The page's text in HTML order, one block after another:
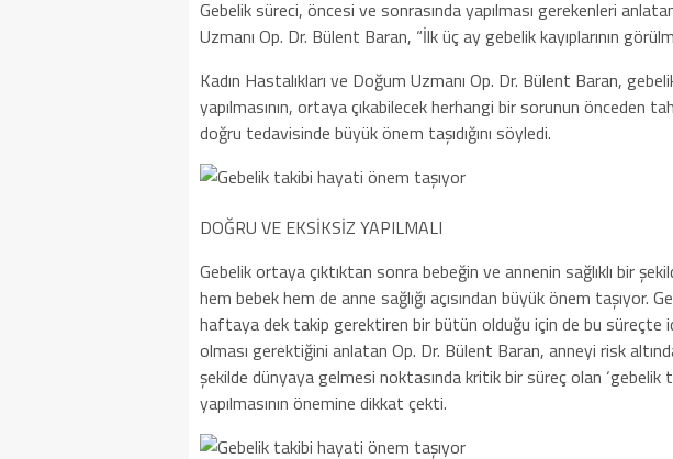
Gebelik süreci, öncesi ve sonrasında yapılması gerekenleri
Uzmanı Op. Dr. Bülent Baran, “İlk üç ay gebelik kayıplarının
Kadın Hastalıkları ve Doğum Uzmanı Op. Dr. Bülent Baran,
yapılmasının, ortaya çıkabilecek herhangi bir sorunun önceden
doğru tedavisinde büyük önem taşıdığını söyledi.
DOĞRU VE EKSİKSİZ YAPILMALI
Gebelik ortaya çıktıktan sonra bebeğin ve annenin sağlıklı bir
hem bebek hem de anne sağlığı açısından büyük önem taşıyor.
haftaya dek takip gerektiren bir bütün olduğu için de bu süreçte
olması gerektiğini anlatan Op. Dr. Bülent Baran, anneyi risk
şekilde dünyaya gelmesi noktasında kritik bir süreç olan ‘gebelik
yapılmasının önemine dikkat çekti.